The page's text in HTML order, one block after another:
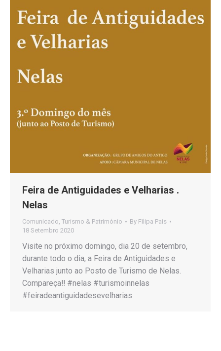
Feira de Antiguidades e Velharias .
Nelas
Comunicado, Turismo & Património By Filipa Pais
18 Setembro 2020
Visite no próximo domingo, dia 20 de setembro,
durante todo o dia, a Feira de Antiguidades e
Velharias junto ao Posto de Turismo de Nelas.
Compareça‼️ #nelas #turismoinnelas
#feiradeantiguidadesevelharias